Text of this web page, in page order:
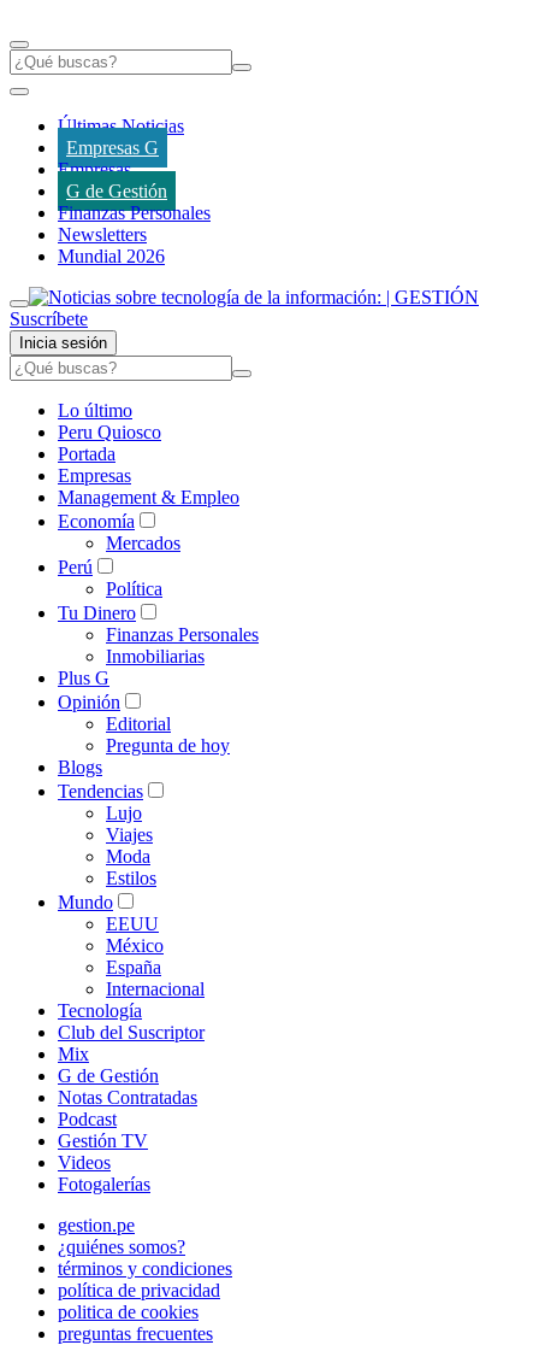
Últimas Noticias
Empresas G
Empresas
G de Gestión
Finanzas Personales
Newsletters
Mundial 2026
Suscríbete
Inicia sesión
Lo último
Peru Quiosco
Portada
Empresas
Management & Empleo
Economía
Mercados
Perú
Política
Tu Dinero
Finanzas Personales
Inmobiliarias
Plus G
Opinión
Editorial
Pregunta de hoy
Blogs
Tendencias
Lujo
Viajes
Moda
Estilos
Mundo
EEUU
México
España
Internacional
Tecnología
Club del Suscriptor
Mix
G de Gestión
Notas Contratadas
Podcast
Gestión TV
Videos
Fotogalerías
gestion.pe
¿quiénes somos?
términos y condiciones
política de privacidad
politica de cookies
preguntas frecuentes